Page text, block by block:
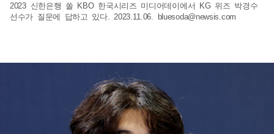
2023 신한은행 쏠 KBO 한국시리즈 미디어데이에서 KG 위즈 박경수
선수가 질문에 답하고 있다. 2023.11.06.
bluesoda@newsis.com